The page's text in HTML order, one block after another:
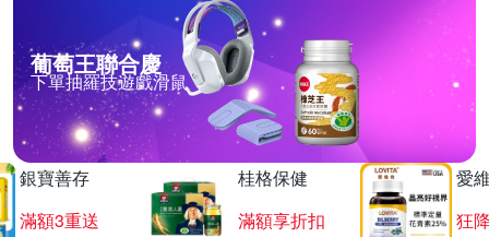
葡萄王聯合慶
下單抽羅技遊戲滑鼠
銀寶善存
滿額3重送
桂格保健
滿額享折扣
愛
狂